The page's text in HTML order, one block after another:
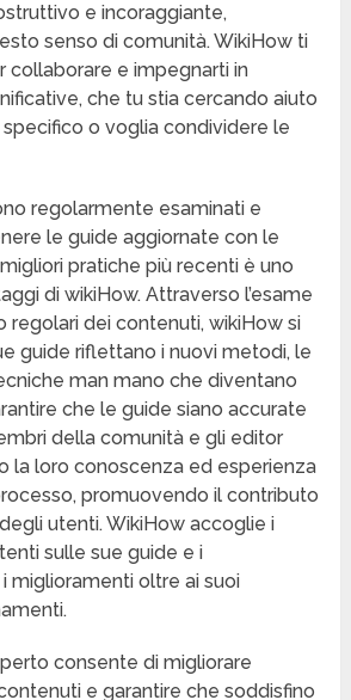
e incoraggiante,
senso di comunità. WikiHow ti
collaborare e impegnarti in
che tu stia cercando aiuto
o voglia condividere le
regolarmente esaminati e
le guide aggiornate con le
pratiche più recenti è uno
di wikiHow. Attraverso l’esame
regolari dei contenuti, wikiHow si
guide riflettano i nuovi metodi, le
man mano che diventano
che le guide siano accurate
della comunità e gli editor
la loro conoscenza ed esperienza
promuovendo il contributo
utenti. WikiHow accoglie i
sulle sue guide e i
miglioramenti oltre ai suoi
consente di migliorare
e garantire che soddisfino